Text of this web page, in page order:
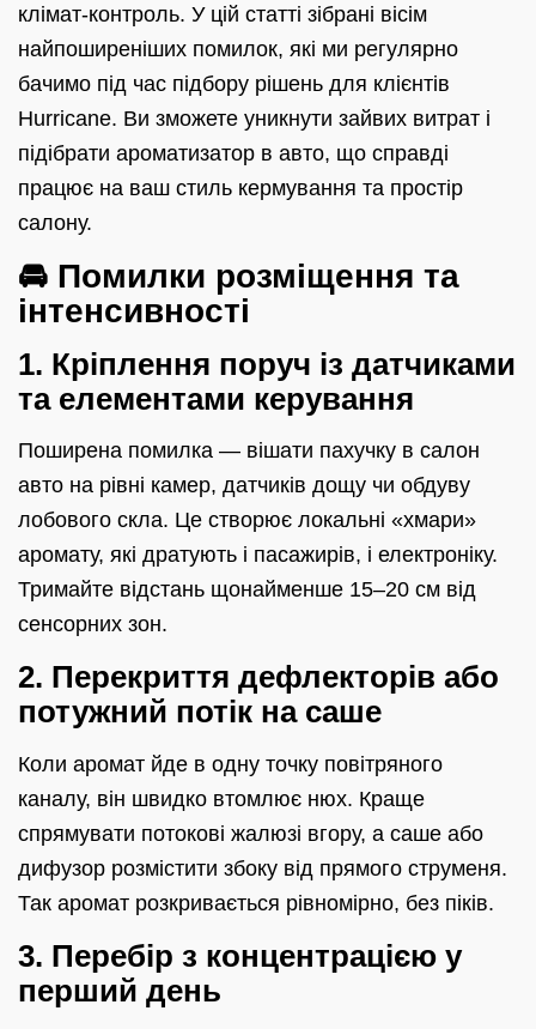
клімат-контроль. У цій статті зібрані вісім
найпоширеніших помилок, які ми регулярно
бачимо під час підбору рішень для клієнтів
Hurricane. Ви зможете уникнути зайвих витрат і
підібрати ароматизатор в авто, що справді
працює на ваш стиль кермування та простір
салону.
🚘 Помилки розміщення та
інтенсивності
1. Кріплення поруч із датчиками
та елементами керування
Поширена помилка — вішати пахучку в салон
авто на рівні камер, датчиків дощу чи обдуву
лобового скла. Це створює локальні «хмари»
аромату, які дратують і пасажирів, і електроніку.
Тримайте відстань щонайменше 15–20 см від
сенсорних зон.
2. Перекриття дефлекторів або
потужний потік на саше
Коли аромат йде в одну точку повітряного
каналу, він швидко втомлює нюх. Краще
спрямувати потокові жалюзі вгору, а саше або
дифузор розмістити збоку від прямого струменя.
Так аромат розкривається рівномірно, без піків.
3. Перебір з концентрацією у
перший день